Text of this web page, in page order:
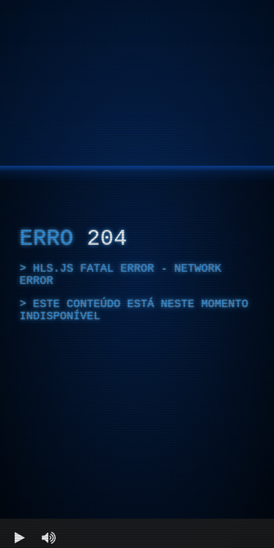
ERRO 204
HLS.JS FATAL ERROR - NETWORK
ERROR
ESTE CONTEÚDO ESTÁ NESTE MOMENTO
INDISPONÍVEL